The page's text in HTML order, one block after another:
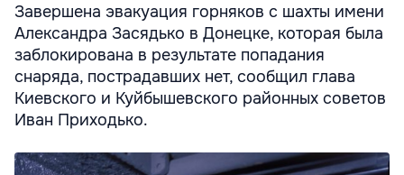
Завершена эвакуация горняков с шахты имени
Александра Засядько в Донецке, которая была
заблокирована в результате попадания
снаряда, пострадавших нет, сообщил глава
Киевского и Куйбышевского районных советов
Иван Приходько.